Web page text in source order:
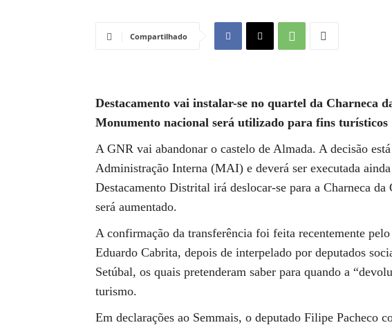
Compartilhado
Destacamento vai instalar-se no quartel da Charneca
Monumento nacional será utilizado para fins turísticos
A GNR vai abandonar o castelo de Almada. A decisão
Administração Interna (MAI) e deverá ser executada
Destacamento Distrital irá deslocar-se para a Charneca
será aumentado.
A confirmação da transferência foi feita recentemente
Eduardo Cabrita, depois de interpelado por deputados
Setúbal, os quais pretenderam saber para quando a
turismo.
Em declarações ao Semmais, o deputado Filipe Pacheco